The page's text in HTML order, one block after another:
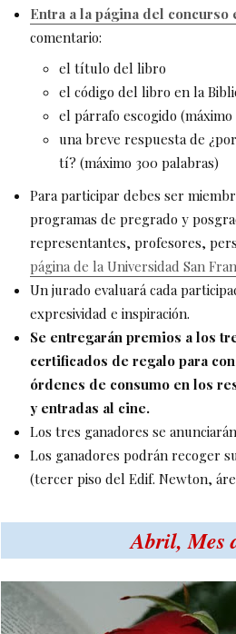
Entra a la página del
comentario:
el título del libro
el código del libro en la
el párrafo escogido
una breve respuesta de
tí? (máximo 300 palabras)
Para participar debes ser
programas de pregrado y
representantes, profesores,
página de la Universidad San
Un jurado evaluará cada
expresividad e inspiración.
Se entregarán premios a los
certificados de regalo para
órdenes de consumo en los
y entradas al cine.
Los tres ganadores se
Los ganadores podrán recoger
(tercer piso del Edif. Newton,
Abril, Mes